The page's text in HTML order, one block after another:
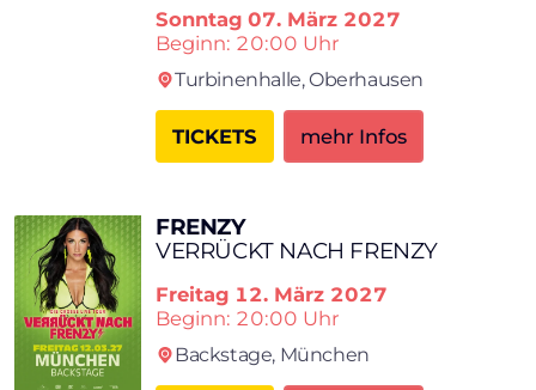
Sonntag 07. März 2027
Beginn: 20:00 Uhr
Turbinenhalle,Oberhausen
TICKETS mehr Infos
FRENZY
VERRÜCKT NACH FRENZY
Freitag 12. März 2027
Beginn: 20:00 Uhr
Backstage, München